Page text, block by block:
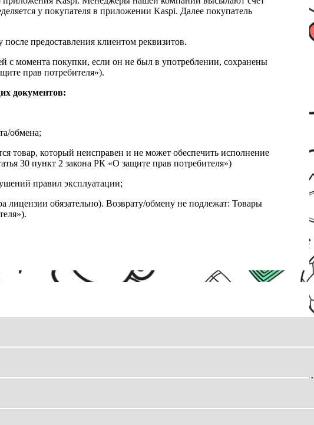
у покупателя в приложении Kaspi. Далее покупатель
предоставления клиентом реквизитов.
с момента покупки, если он не был в употреблении, сохранены
прав потребителя»).
документов:
обмена;
товар, который неисправен и не может обеспечить исполнение
30 пункт 2 закона РК «О защите прав потребителя»)
правил эксплуатации;
лицензии обязательно). Возврату/обмену не подлежат: Товары